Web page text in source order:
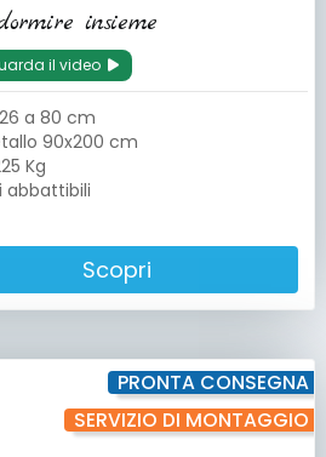
insieme
il video
a 80 cm
90x200 cm
Kg
abbattibili
Scopri
PRONTA CONSEGNA
SERVIZIO DI MONTAGGIO